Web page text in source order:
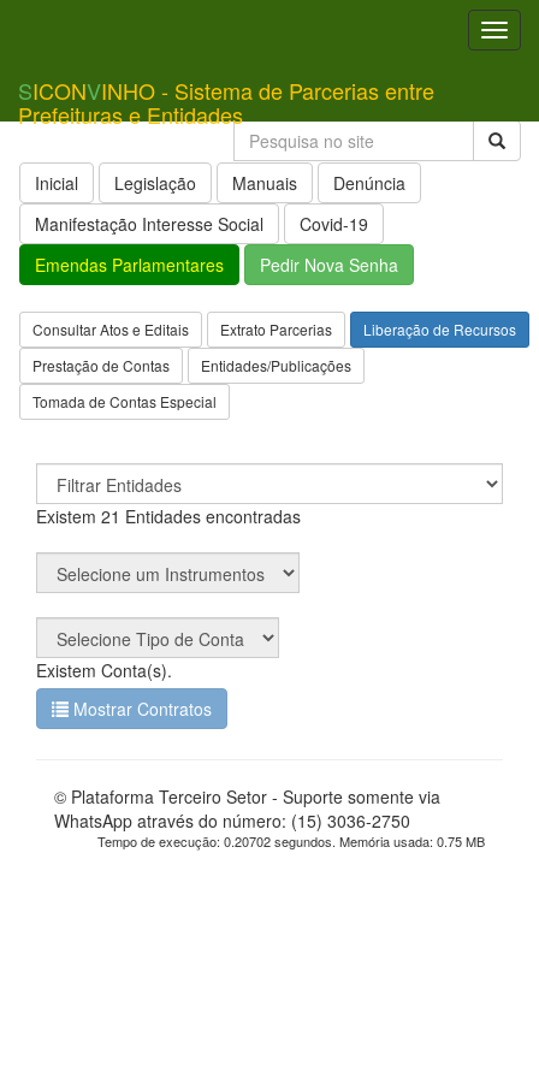
SICONVINHO - Sistema de Parcerias entre
Prefeituras e Entidades
Inicial Legislação Manuais
Denúncia
Manifestação Interesse Social
Covid-19
Emendas Parlamentares
Pedir Nova Senha
Consultar Atos e Editais Extrato Parcerias
Liberação de Recursos
Prestação de Contas
Entidades/Publicações
Tomada de Contas Especial
Existem 21 Entidades encontradas
Existem Conta(s).
Mostrar Contratos
© Plataforma Terceiro Setor - Suporte somente via
WhatsApp através do número: (15) 3036-2750
Tempo de execução: 0.20702 segundos. Memória usada: 0.75 MB